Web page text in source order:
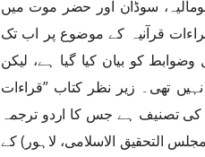
سوڈان اور حضر موت میں
قرآنیہ کے موضوع پر اب تک
کو بیان کیا گیا ہے، لیکن
تھی۔ زیر نظر کتاب ”قراءات
کی تصنیف ہے جس کا اردو ترجمہ
التحقیق الاسلامی، لاہور) کے